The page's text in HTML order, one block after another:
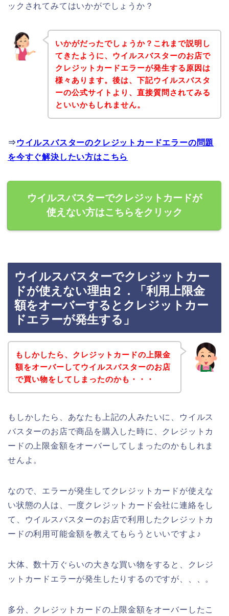
ックされてみてはいかがでしょうか？
いかがだったでしょうか？これまで説明し
てきたように、ウイルスバスターのお店で
クレジットカードエラーが発生する原因は
様々あります。後は、下記ウイルスバスタ
ーの公式サイトより、直接質問されてみる
といいかもしれません。
⇒ ウイルスバスターのクレジットカードエラーの問題
を今すぐ解決したい方はこちら
ウイルスバスターでクレジットカードが
使えない方はこちらをクリック
ウイルスバスターでクレジットカー
ドが使えない理由２．「利用上限金
額をオーバーするとクレジットカー
ドエラーが発生する」
もしかしたら、クレジットカードの上限金
額をオーバーしてウイルスバスターのお店
で買い物をしてしまったのかも・・・
もしかしたら、あなたも上記の人みたいに、ウイルス
バスターのお店で商品を購入した時に、クレジットカ
ードの上限金額をオーバーしてしまったのかもしれま
せんよ。
なので、エラーが発生してクレジットカードが使えな
い状態の人は、一度クレジットカード会社に連絡をし
て、ウイルスバスターのお店で利用したクレジットカ
ードの利用可能金額を教えてもらうといいですよ♪
大体、数十万ぐらいの大きな買い物をすると、クレジ
ットカードエラーが発生したりするのですが、、、。
多分、クレジットカードの上限金額をオーバーしたこ